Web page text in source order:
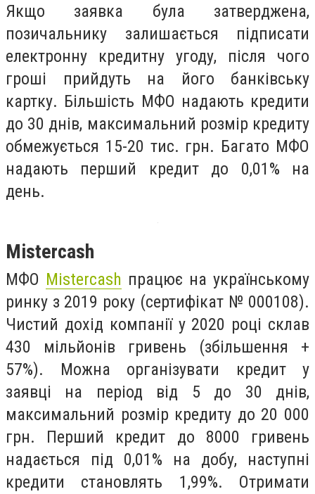
Якщо заявка була затверджена,
позичальнику залишається підписати
електронну кредитну угоду, після чого
гроші прийдуть на його банківську
картку. Більшість МФО надають кредити
до 30 днів, максимальний розмір кредиту
обмежується 15-20 тис. грн. Багато МФО
надають перший кредит до 0,01% на
день.
Mistercash
МФО Mistercash працює на українському
ринку з 2019 року (сертифікат № 000108).
Чистий дохід компанії у 2020 році склав
430 мільйонів гривень (збільшення +
57%). Можна організувати кредит у
заявці на період від 5 до 30 днів,
максимальний розмір кредиту до 20 000
грн. Перший кредит до 8000 гривень
надається під 0,01% на добу, наступні
кредити становлять 1,99%. Отримати